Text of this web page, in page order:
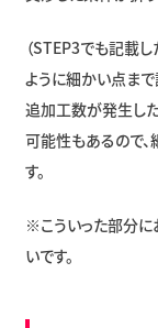
（STEP3でも記載
ように細かい点まで
追加工数が発生し
可能性もあるので
す。
※こういった部分に
いです。